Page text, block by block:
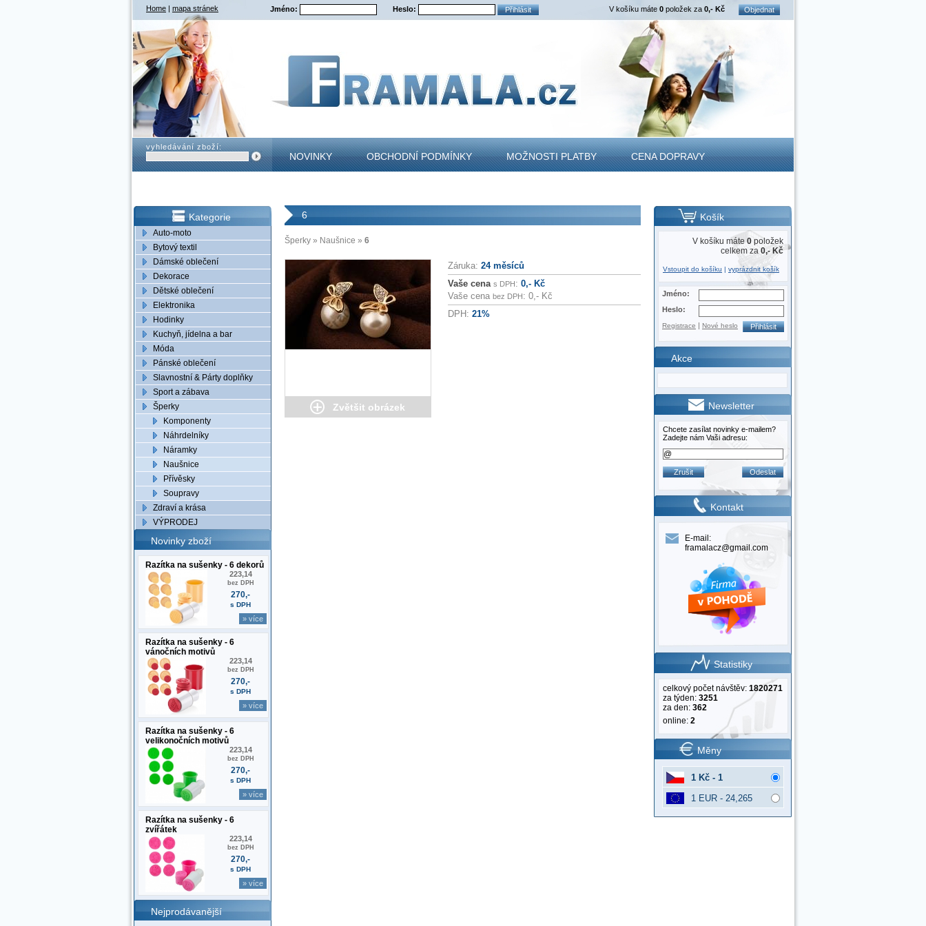
Home | mapa stránek Jméno: Heslo: V košíku máte 0 položek za 0,- Kč Objednat
vyhledávání zboží:
NOVINKY OBCHODNÍ PODMÍNKY MOŽNOSTI PLATBY CENA DOPRAVY
Kategorie
Auto-moto
Bytový textil
Dámské oblečení
Dekorace
Dětské oblečení
Elektronika
Hodinky
Kuchyň, jídelna a bar
Móda
Pánské oblečení
Slavnostní & Párty doplňky
Sport a zábava
Šperky
Komponenty
Náhrdelníky
Náramky
Naušnice
Přívěsky
Soupravy
Zdraví a krása
VÝPRODEJ
Novinky zboží
Razítka na sušenky - 6 dekorů
223,14
bez DPH
270,-
s DPH
» více
Razítka na sušenky - 6
vánočních motivů
223,14
bez DPH
270,-
s DPH
» více
Razítka na sušenky - 6
velikonočních motivů
223,14
bez DPH
270,-
s DPH
» více
Razítka na sušenky - 6
zvířátek
223,14
bez DPH
270,-
s DPH
» více
Nejprodávanější
6
Šperky » Naušnice » 6
Zvětšit obrázek
Záruka: 24 měsíců
Vaše cena s DPH: 0,- Kč
Vaše cena bez DPH: 0,- Kč
DPH: 21%
Košík
V košíku máte 0 položek
celkem za 0,- Kč
Vstoupit do košíku | vyprázdnit košík
Jméno:
Heslo:
Registrace | Nové heslo
Akce
Newsletter
Chcete zasílat novinky e-mailem?
Zadejte nám Vaši adresu:
Kontakt
E-mail:
framalacz@gmail.com
Statistiky
celkový počet návštěv: 1820271
za týden: 3251
za den: 362
online: 2
Měny
1 Kč - 1
1 EUR - 24,265